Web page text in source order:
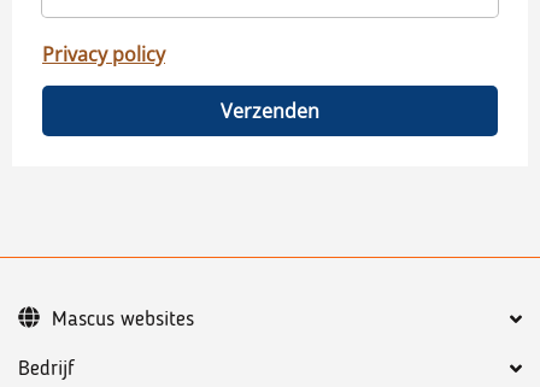
Privacy policy
Verzenden
Bedrijf
Mascus websites